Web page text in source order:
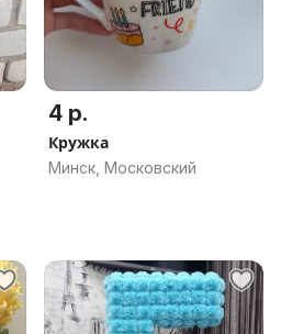
4 р.
Кружка
Минск, Московский